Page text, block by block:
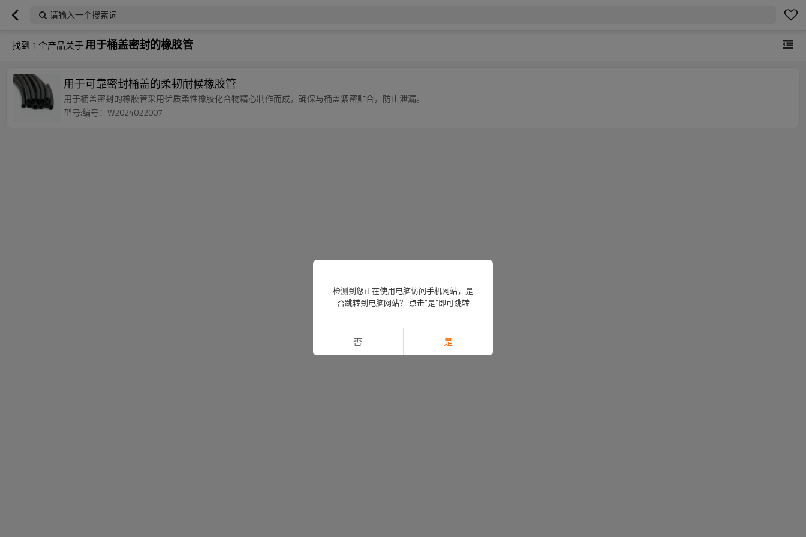
请输入一个搜索词
找到 1 个产品关于用于桶盖密封的橡胶管
用于可靠密封桶盖的柔韧耐候橡胶管
用于桶盖密封的橡胶管采用优质柔性橡胶化合物精心制作而成，确保与桶盖紧密贴合，防止泄漏。
型号:编号：W2024022007
检测到您正在使用电脑访问手机网站，是
否跳转到电脑网站？ 点击“是”即可跳转
否 是